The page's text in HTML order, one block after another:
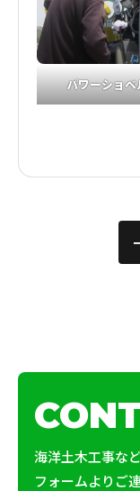
パワーショベ
海洋土木工事な
フォームよりご